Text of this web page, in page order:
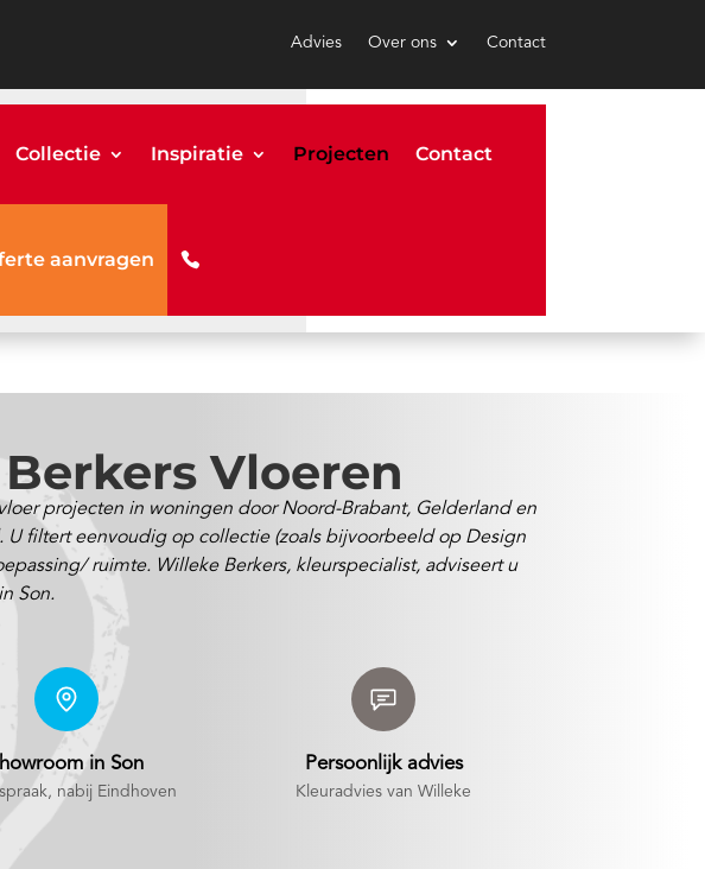
Advies Over ons Contact
Collectie Inspiratie Projecten Contact
aanvragen
Vloeren
projecten in woningen door Noord-Brabant, Gelderland en
filtert eenvoudig op collectie (zoals bijvoorbeeld op Design
ruimte. Willeke Berkers, kleurspecialist, adviseert u
Son.
in Son
, nabij Eindhoven
Persoonlijk advies
Kleuradvies van Willeke